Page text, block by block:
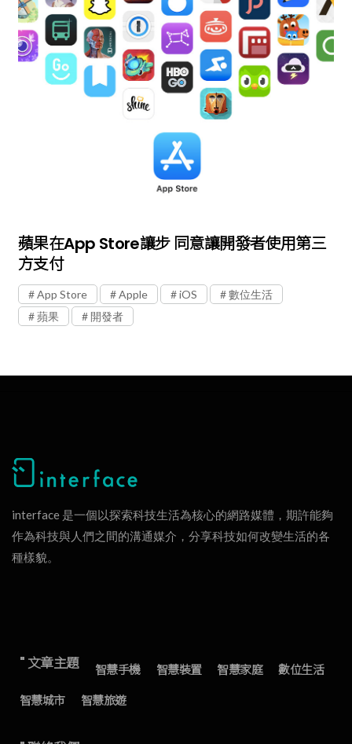
蘋果在App Store讓步 同意讓開發者使用第三
方支付
App Store Apple iOS
數位生活
蘋果
開發者
interface 是一個以探索科技生活為核心的網路媒體，期許能夠
作為科技與人們之間的溝通媒介，分享科技如何改變生活的各
種樣貌。
" 文章主題 智慧手機 智慧裝置 智慧家庭
數位生活
智慧城市
智慧旅遊